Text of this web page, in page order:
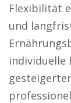
Flexibilität
und
individuelle